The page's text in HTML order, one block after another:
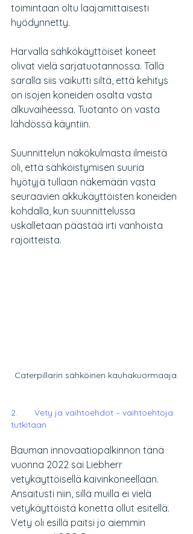
toimintaan oltu laajamittaisesti
hyödynnetty.
Harvalla sähkökäyttöiset koneet
olivat vielä sarjatuotannossa. Tällä
saralla siis vaikutti siltä, että kehitys
on isojen koneiden osalta vasta
alkuvaiheessa. Tuotanto on vasta
lähdössä käyntiin.
Suunnittelun näkökulmasta ilmeistä
oli, että sähköistymisen suuria
hyötyjä tullaan näkemään vasta
seuraavien akkukäyttöisten koneiden
kohdalla, kun suunnittelussa
uskalletaan päästää irti vanhoista
rajoitteista.
Caterpillarin sähköinen kauhakuormaaja.
2.       Vety ja vaihtoehdot – vaihtoehtoja
tutkitaan
Bauman innovaatiopalkinnon tänä
vuonna 2022 sai Liebherr
vetykäyttöisellä kaivinkoneellaan.
Ansaitusti niin, sillä muilla ei vielä
vetykäyttöistä konetta ollut esitellä.
Vety oli esillä paitsi jo aiemmin